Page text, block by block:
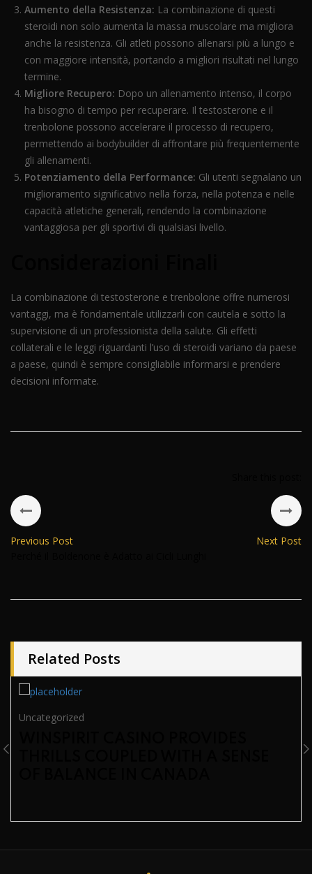
Aumento della Resistenza: La combinazione di questi
steroidi non solo aumenta la massa muscolare ma migliora
anche la resistenza. Gli atleti possono allenarsi più a lungo e
con maggiore intensità, portando a migliori risultati nel lungo
termine.
Migliore Recupero: Dopo un allenamento intenso, il corpo
ha bisogno di tempo per recuperare. Il testosterone e il
trenbolone possono accelerare il processo di recupero,
permettendo ai bodybuilder di affrontare più frequentemente
gli allenamenti.
Potenziamento della Performance: Gli utenti segnalano un
miglioramento significativo nella forza, nella potenza e nelle
capacità atletiche generali, rendendo la combinazione
vantaggiosa per gli sportivi di qualsiasi livello.
La combinazione di testosterone e trenbolone offre numerosi
vantaggi, ma è fondamentale utilizzarli con cautela e sotto la
supervisione di un professionista della salute. Gli effetti
collaterali e le leggi riguardanti l’uso di steroidi variano da paese
a paese, quindi è sempre consigliabile informarsi e prendere
decisioni informate.
Previous Post
Next Post
Related Posts
Uncategorized